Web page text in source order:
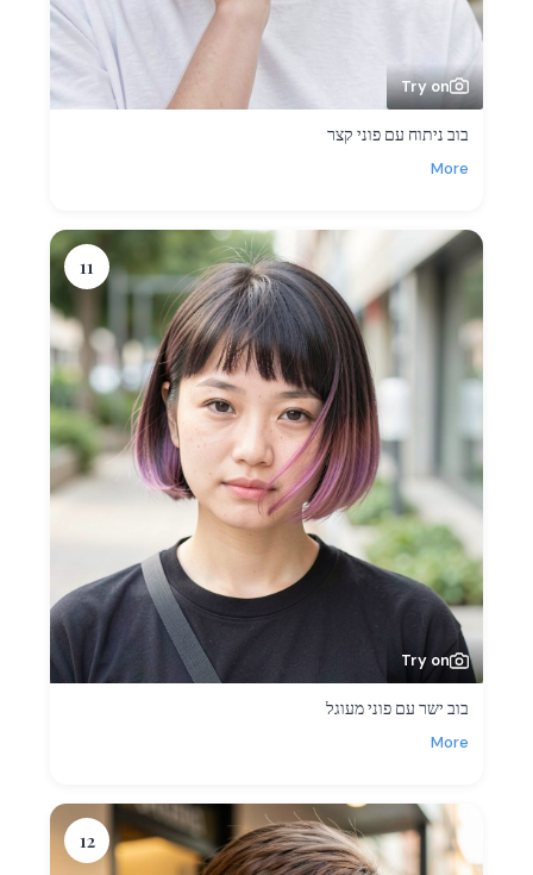
Try on
בוב ניתוח עם פוני קצר
More
11
Try on
בוב ישר עם פוני מעוגל
More
12